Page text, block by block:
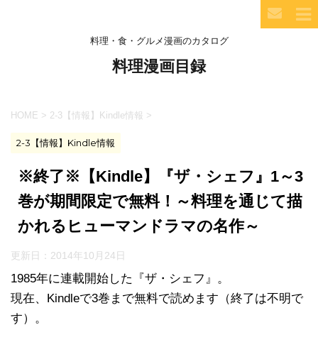
料理・食・グルメ漫画のカタログ
料理漫画目録
HOME > 2-3【情報】Kindle情報 >
2-3【情報】Kindle情報
※終了※【Kindle】『ザ・シェフ』1～3
巻が期間限定で無料！～料理を通じて描
かれるヒューマンドラマの名作～
更新日： 2014年10月24日
1985年に連載開始した『ザ・シェフ』。
現在、Kindleで3巻まで無料で読めます（終了は不明で
す）。